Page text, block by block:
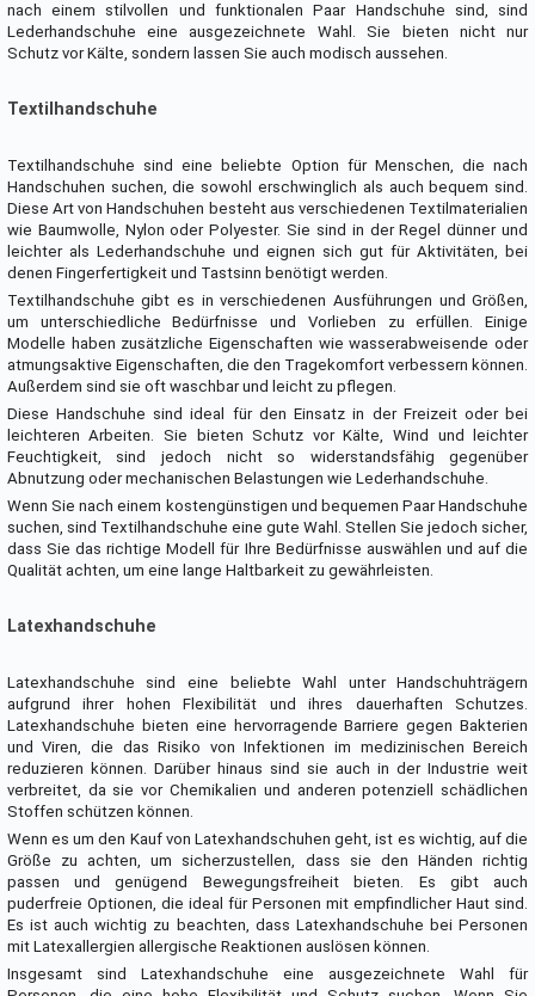
nach einem stilvollen und funktionalen Paar Handschuhe sind, sind
Lederhandschuhe eine ausgezeichnete Wahl. Sie bieten nicht nur
Schutz vor Kälte, sondern lassen Sie auch modisch aussehen.
Textilhandschuhe
Textilhandschuhe sind eine beliebte Option für Menschen, die nach
Handschuhen suchen, die sowohl erschwinglich als auch bequem sind.
Diese Art von Handschuhen besteht aus verschiedenen Textilmaterialien
wie Baumwolle, Nylon oder Polyester. Sie sind in der Regel dünner und
leichter als Lederhandschuhe und eignen sich gut für Aktivitäten, bei
denen Fingerfertigkeit und Tastsinn benötigt werden.
Textilhandschuhe gibt es in verschiedenen Ausführungen und Größen,
um unterschiedliche Bedürfnisse und Vorlieben zu erfüllen. Einige
Modelle haben zusätzliche Eigenschaften wie wasserabweisende oder
atmungsaktive Eigenschaften, die den Tragekomfort verbessern können.
Außerdem sind sie oft waschbar und leicht zu pflegen.
Diese Handschuhe sind ideal für den Einsatz in der Freizeit oder bei
leichteren Arbeiten. Sie bieten Schutz vor Kälte, Wind und leichter
Feuchtigkeit, sind jedoch nicht so widerstandsfähig gegenüber
Abnutzung oder mechanischen Belastungen wie Lederhandschuhe.
Wenn Sie nach einem kostengünstigen und bequemen Paar Handschuhe
suchen, sind Textilhandschuhe eine gute Wahl. Stellen Sie jedoch sicher,
dass Sie das richtige Modell für Ihre Bedürfnisse auswählen und auf die
Qualität achten, um eine lange Haltbarkeit zu gewährleisten.
Latexhandschuhe
Latexhandschuhe sind eine beliebte Wahl unter Handschuhträgern
aufgrund ihrer hohen Flexibilität und ihres dauerhaften Schutzes.
Latexhandschuhe bieten eine hervorragende Barriere gegen Bakterien
und Viren, die das Risiko von Infektionen im medizinischen Bereich
reduzieren können. Darüber hinaus sind sie auch in der Industrie weit
verbreitet, da sie vor Chemikalien und anderen potenziell schädlichen
Stoffen schützen können.
Wenn es um den Kauf von Latexhandschuhen geht, ist es wichtig, auf die
Größe zu achten, um sicherzustellen, dass sie den Händen richtig
passen und genügend Bewegungsfreiheit bieten. Es gibt auch
puderfreie Optionen, die ideal für Personen mit empfindlicher Haut sind.
Es ist auch wichtig zu beachten, dass Latexhandschuhe bei Personen
mit Latexallergien allergische Reaktionen auslösen können.
Insgesamt sind Latexhandschuhe eine ausgezeichnete Wahl für